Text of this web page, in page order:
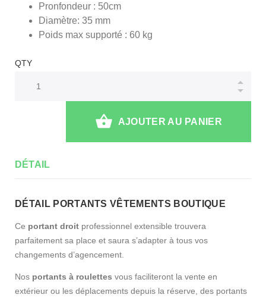
Pronfondeur : 50cm
Diamètre: 35 mm
Poids max supporté : 60 kg
QTY
AJOUTER AU PANIER
DÉTAIL
DÉTAIL PORTANTS VÊTEMENTS BOUTIQUE
Ce portant droit professionnel extensible trouvera
parfaitement sa place et saura s’adapter à tous vos
changements d’agencement.
Nos portants à roulettes vous faciliteront la vente en
extérieur ou les déplacements depuis la réserve, des portants